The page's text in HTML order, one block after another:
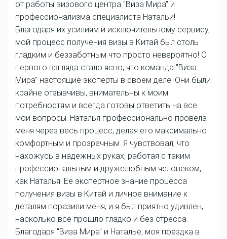
от работы визового центра "Виза Мира" и
профессионализма специалиста Натальи!
Благодаря их усилиям и исключительному сервису,
мой процесс получения визы в Китай был столь
гладким и беззаботным что просто невероятно! С
первого взгляда стало ясно, что команда "Виза
Мира" настоящие эксперты в своем деле. Они были
крайне отзывчивы, внимательны к моим
потребностям и всегда готовы ответить на все
мои вопросы. Наталья профессионально провела
меня через весь процесс, делая его максимально
комфортным и прозрачным. Я чувствовал, что
нахожусь в надежных руках, работая с таким
профессиональным и дружелюбным человеком,
как Наталья. Ее экспертное знание процесса
получения визы в Китай и личное внимание к
деталям поразили меня, и я был приятно удивлен,
насколько все прошло гладко и без стресса.
Благодаря "Виза Мира" и Наталье, моя поездка в